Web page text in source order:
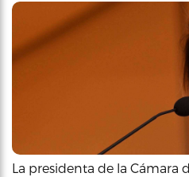
La presidenta de la Cámara